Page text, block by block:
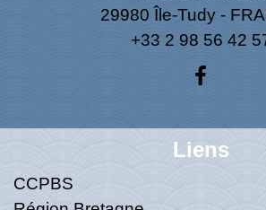
29980 Île-Tudy -
+33 2 98 56 42
Liens
CCPBS